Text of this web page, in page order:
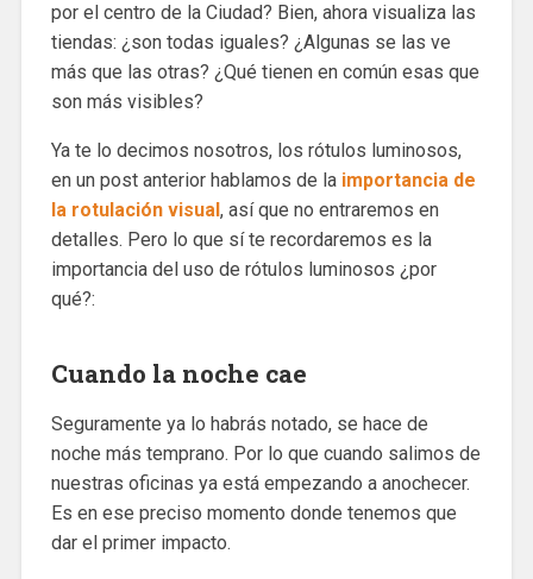
por el centro de la Ciudad? Bien, ahora visualiza las
tiendas: ¿son todas iguales? ¿Algunas se las ve
más que las otras? ¿Qué tienen en común esas que
son más visibles?
Ya te lo decimos nosotros, los rótulos luminosos,
en un post anterior hablamos de la importancia de
la rotulación visual , así que no entraremos en
detalles. Pero lo que sí te recordaremos es la
importancia del uso de rótulos luminosos ¿por
qué?:
Cuando la noche cae
Seguramente ya lo habrás notado, se hace de
noche más temprano. Por lo que cuando salimos de
nuestras oficinas ya está empezando a anochecer.
Es en ese preciso momento donde tenemos que
dar el primer impacto.